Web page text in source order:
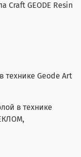
Craft GEODE Resin
технике Geode Art
в технике